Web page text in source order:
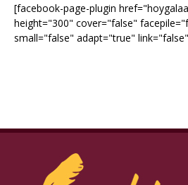
[facebook-page-plugin
height="300" cover="false"
small="false" adapt="true"